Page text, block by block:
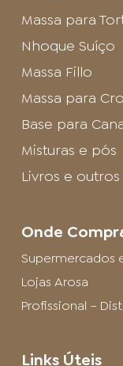
Massa para
Nhoque Suíço
Massa Fillo
Massa para
Base para
Misturas e pós
Livros e outros
Onde
Supermercados
Lojas Arosa
Profissional –
Links Úteis